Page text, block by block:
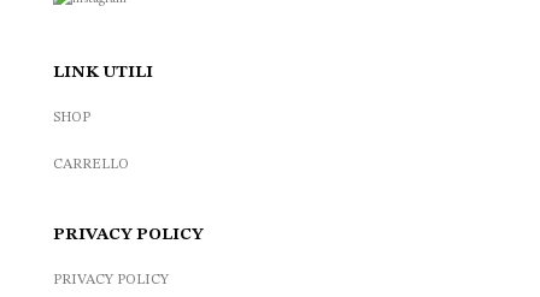
LINK UTILI
SHOP
CARRELLO
PRIVACY POLICY
PRIVACY POLICY